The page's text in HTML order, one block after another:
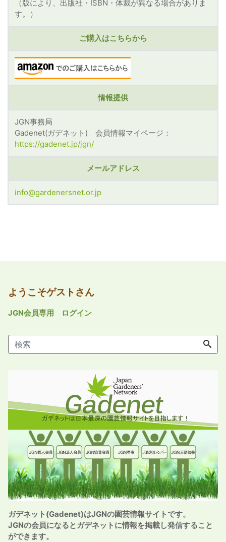
（版により、出版社・ISBN・体裁が異なる場合がありま
す。）
ご購入はこちらから
情報提供
JGN事務局
Gadenet(ガデネット) 会員情報マイページ：
https://gadenet.jp/jgn/
メールアドレス
info@gardenersnet.or.jp
ようこそゲストさん
JGN会員専用 ログイン
ガデネット(Gadenet)はJGNの園芸情報サイトです。
JGNの会員になるとガデネットに情報を掲載し発信すること
ができます。